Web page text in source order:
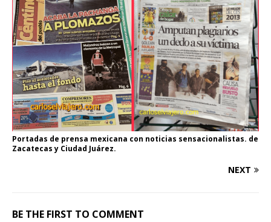
Portadas de prensa mexicana con noticias sensacionalistas. de
Zacatecas y Ciudad Juárez.
NEXT
BE THE FIRST TO COMMENT